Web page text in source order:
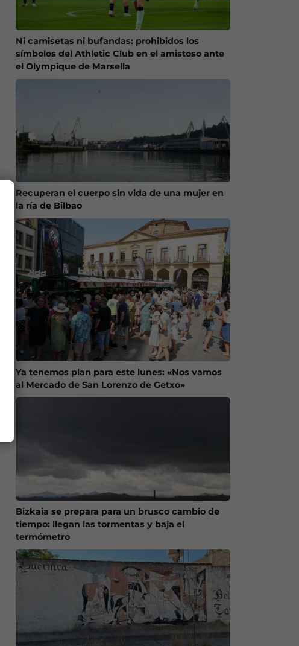
Ni camisetas ni bufandas: prohibidos los
símbolos del Athletic Club en el amistoso ante
el Olympique de Marsella
Recuperan el cuerpo sin vida de una mujer en
la ría de Bilbao
Ya tenemos plan para este lunes: «Nos vamos
al Mercado de San Lorenzo de Getxo»
Bizkaia se prepara para un brusco cambio de
tiempo: llegan las tormentas y baja el
termómetro